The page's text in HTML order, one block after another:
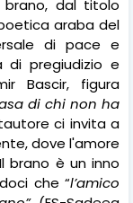
dal titolo
araba del
di pace e
di pregiudizio e
Bascir, figura
di chi non ha
ci invita a
dove l'amore
brano è un inno
che “l’amico